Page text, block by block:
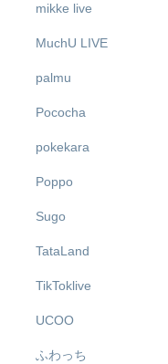
mikke live
MuchU LIVE
palmu
Pococha
pokekara
Poppo
Sugo
TataLand
TikToklive
UCOO
ふわっち